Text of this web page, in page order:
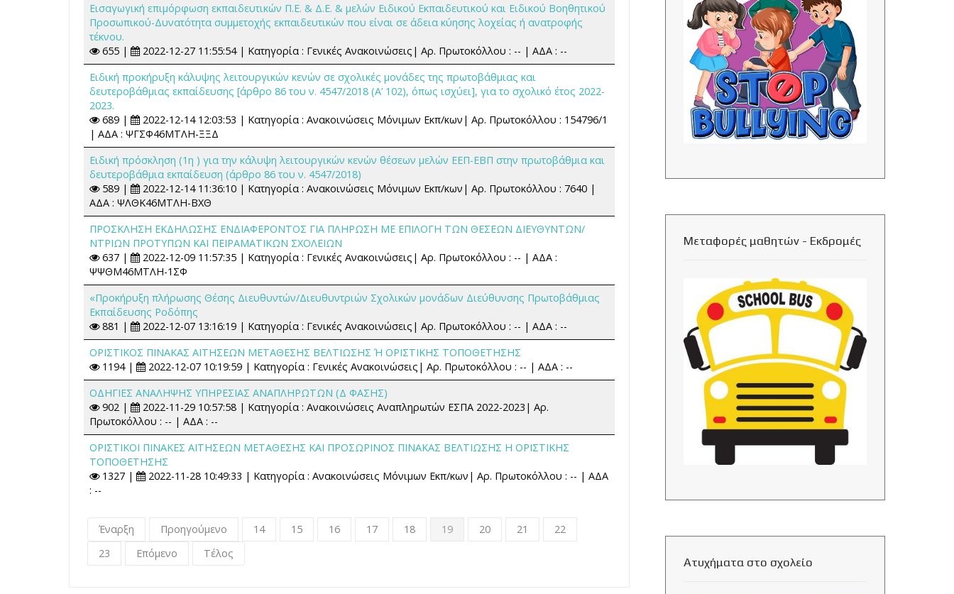
Εισαγωγική επιμόρφωση εκπαιδευτικών Π.Ε. & Δ.Ε. & μελών Ειδικού Εκπαιδευτικού και Ειδικού Βοηθητικού
Προσωπικού-Δυνατότητα συμμετοχής εκπαιδευτικών που είναι σε άδεια κύησης λοχείας ή ανατροφής
τέκνου.
655 |
2022-12-27 11:55:54 | Κατηγορία : Γενικές Ανακοινώσεις| Αρ. Πρωτοκόλλου : -- | ΑΔΑ : --
Ειδική προκήρυξη κάλυψης λειτουργικών κενών σε σχολικές μονάδες της πρωτοβάθμιας και
δευτεροβάθμιας εκπαίδευσης [άρθρο 86 του ν. 4547/2018 (Α’ 102), όπως ισχύει], για το σχολικό έτος 2022-
2023.
689 |
2022-12-14 12:03:53 | Κατηγορία : Ανακοινώσεις Μόνιμων Εκπ/κων| Αρ. Πρωτοκόλλου : 154796/1
| ΑΔΑ : ΨΓΣΦ46ΜΤΛΗ-ΞΞΔ
Ειδική πρόσκληση (1η ) για την κάλυψη λειτουργικών κενών θέσεων μελών ΕΕΠ-ΕΒΠ στην πρωτοβάθμια και
δευτεροβάθμια εκπαίδευση (άρθρο 86 του ν. 4547/2018)
589 |
2022-12-14 11:36:10 | Κατηγορία : Ανακοινώσεις Μόνιμων Εκπ/κων| Αρ. Πρωτοκόλλου : 7640 |
ΑΔΑ : ΨΛΘΚ46ΜΤΛΗ-ΒΧΘ
ΠΡΟΣΚΛΗΣΗ ΕΚΔΗΛΩΣΗΣ ΕΝΔΙΑΦΕΡΟΝΤΟΣ ΓΙΑ ΠΛΗΡΩΣΗ ΜΕ ΕΠΙΛΟΓΗ ΤΩΝ ΘΕΣΕΩΝ ΔΙΕΥΘΥΝΤΩΝ/
ΝΤΡΙΩΝ ΠΡΟΤΥΠΩΝ ΚΑΙ ΠΕΙΡΑΜΑΤΙΚΩΝ ΣΧΟΛΕΙΩΝ
637 |
2022-12-09 11:57:35 | Κατηγορία : Γενικές Ανακοινώσεις| Αρ. Πρωτοκόλλου : -- | ΑΔΑ :
ΨΨΘΜ46ΜΤΛΗ-1ΣΦ
«Προκήρυξη πλήρωσης Θέσης Διευθυντών/Διευθυντριών Σχολικών μονάδων Διεύθυνσης Πρωτοβάθμιας
Εκπαίδευσης Ροδόπης
881 |
2022-12-07 13:16:19 | Κατηγορία : Γενικές Ανακοινώσεις| Αρ. Πρωτοκόλλου : -- | ΑΔΑ : --
ΟΡΙΣΤΙΚΟΣ ΠΙΝΑΚΑΣ ΑΙΤΗΣΕΩΝ ΜΕΤΑΘΕΣΗΣ ΒΕΛΤΙΩΣΗΣ Ή ΟΡΙΣΤΙΚΗΣ ΤΟΠΟΘΕΤΗΣΗΣ
1194 |
2022-12-07 10:19:59 | Κατηγορία : Γενικές Ανακοινώσεις| Αρ. Πρωτοκόλλου : -- | ΑΔΑ : --
ΟΔΗΓΙΕΣ ΑΝΑΛΗΨΗΣ ΥΠΗΡΕΣΙΑΣ ΑΝΑΠΛΗΡΩΤΩΝ (Δ ΦΑΣΗΣ)
902 |
2022-11-29 10:57:58 | Κατηγορία : Ανακοινώσεις Αναπληρωτών ΕΣΠΑ 2022-2023| Αρ.
Πρωτοκόλλου : -- | ΑΔΑ : --
ΟΡΙΣΤΙΚΟΙ ΠΙΝΑΚΕΣ ΑΙΤΗΣΕΩΝ ΜΕΤΑΘΕΣΗΣ ΚΑΙ ΠΡΟΣΩΡΙΝΟΣ ΠΙΝΑΚΑΣ ΒΕΛΤΙΩΣΗΣ Η ΟΡΙΣΤΙΚΗΣ
ΤΟΠΟΘΕΤΗΣΗΣ
1327 |
2022-11-28 10:49:33 | Κατηγορία : Ανακοινώσεις Μόνιμων Εκπ/κων| Αρ. Πρωτοκόλλου : -- | ΑΔΑ
: --
Έναρξη Προηγούμενο 14 15 16 17 18 19 20 21
22
23
Επόμενο Τέλος
Μεταφορές μαθητών - Εκδρομές
Ατυχήματα στο σχολείο